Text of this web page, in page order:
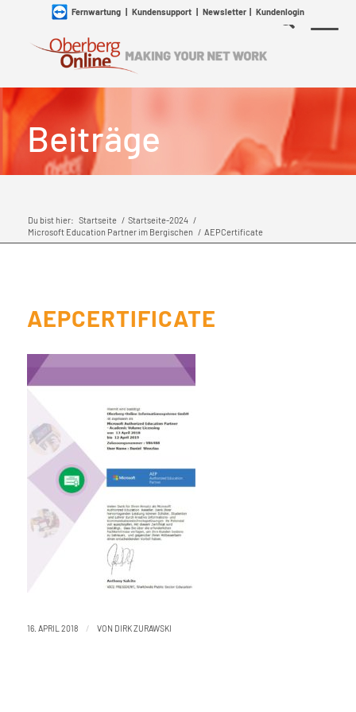
Fernwartung| Kundensupport| Newsletter| Kundenlogin
Beiträge
Du bist hier: Startseite / Startseite-2024 /
Microsoft Education Partner im Bergischen / AEPCertificate
AEPCERTIFICATE
16. APRIL 2018 / VON DIRK ZURAWSKI